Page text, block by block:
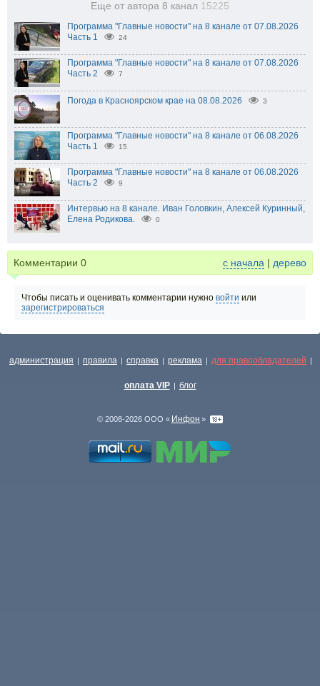
Еще от автора 8 канал 15225
Программа "Главные новости" на 8 канале от 07.08.2026
Часть 1
24
Программа "Главные новости" на 8 канале от 07.08.2026
Часть 2
7
Погода в Красноярском крае на 08.08.2026 3
Программа "Главные новости" на 8 канале от 06.08.2026
Часть 1
15
Программа "Главные новости" на 8 канале от 06.08.2026
Часть 2
9
Интервью на 8 канале. Иван Головкин, Алексей Куринный,
Елена Родикова.
0
Комментарии 0 с начала | дерево
Чтобы писать и оценивать комментарии нужно войти или
зарегистрироваться
администрация | правила | справка | реклама | для правообладателей |
оплата VIP | блог
© 2008-2026 ООО « Инфон »